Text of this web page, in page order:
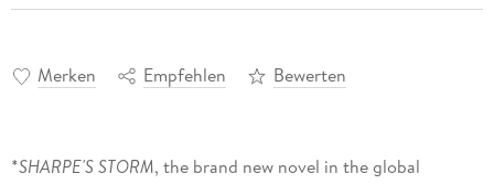
Merken Empfehlen Bewerten
*SHARPE'S STORM, the brand new novel in the global